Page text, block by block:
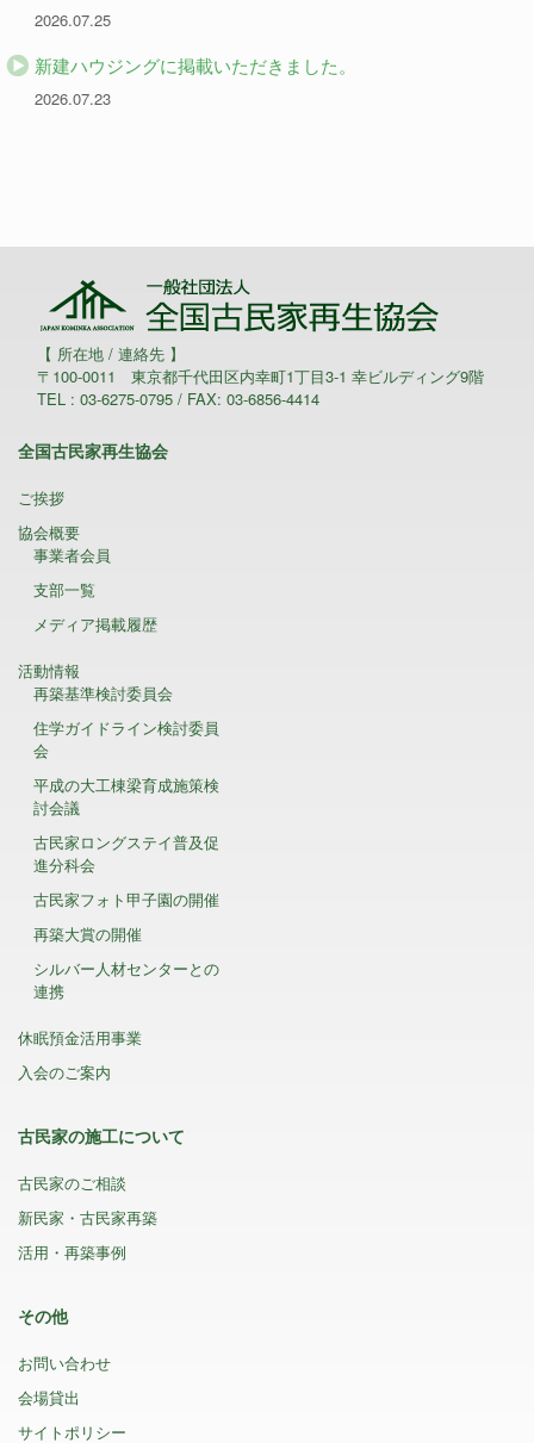
2026.07.25
新建ハウジングに掲載いただきました。
2026.07.23
【 所在地 / 連絡先 】
〒100-0011 東京都千代田区内幸町1丁目3-1 幸ビルディング9階
TEL : 03-6275-0795 / FAX: 03-6856-4414
全国古民家再生協会
ご挨拶
協会概要
事業者会員
支部一覧
メディア掲載履歴
活動情報
再築基準検討委員会
住学ガイドライン検討委員
会
平成の大工棟梁育成施策検
討会議
古民家ロングステイ普及促
進分科会
古民家フォト甲子園の開催
再築大賞の開催
シルバー人材センターとの
連携
休眠預金活用事業
入会のご案内
古民家の施工について
古民家のご相談
新民家・古民家再築
活用・再築事例
その他
お問い合わせ
会場貸出
サイトポリシー